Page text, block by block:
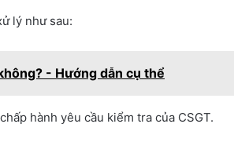
lý như sau:
- Hướng dẫn cụ thể
hành yêu cầu kiểm tra của CSGT.